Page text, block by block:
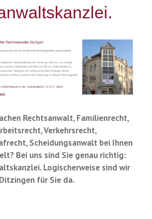
Rechtsanwalt, Familienrecht,
Verkehrsrecht,
Scheidungsanwalt bei Ihnen
Bei uns sind Sie genau richtig:
Logischerweise sind wir
für Sie da.